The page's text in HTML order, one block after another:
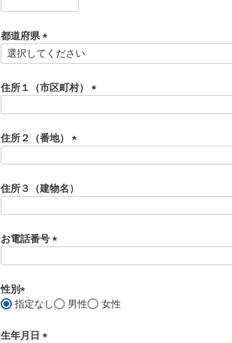
須
)
都道府県
(
須
)
住所１（市区町村）
)
住所２（番地）
須
)
住所３（建物名）
お電話番号
)
性別
(
須
指定なし 男性 女性
生年月日